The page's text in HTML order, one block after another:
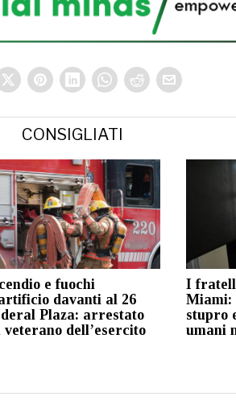
CONSIGLIATI
e fuochi
davanti al 26
Plaza: arrestato
veterano dell’esercito
I
Miami:
stupro
umani